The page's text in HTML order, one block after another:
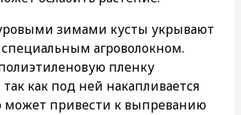
зимами кусты укрывают
агроволокном.
пленку
как под ней накапливается
может привести к выпреванию